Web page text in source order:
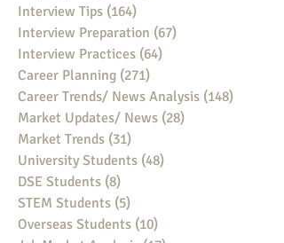
Interview Tips (164)
Interview Preparation (67)
Interview Practices (64)
Career Planning (271)
Career Trends/ News Analysis (148)
Market Updates/ News (28)
Market Trends (31)
University Students (48)
DSE Students (8)
STEM Students (5)
Overseas Students (10)